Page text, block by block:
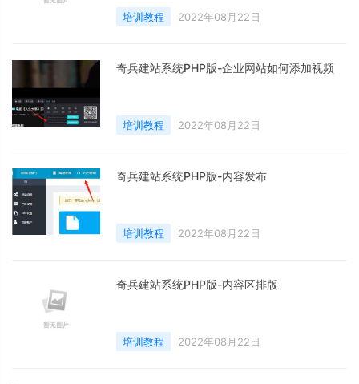
培训教程 2022年08月22日
奇兵建站系统PHP版-企业网站如何添加视频
培训教程 2022年08月22日
奇兵建站系统PHP版-内容发布
培训教程 2022年08月22日
奇兵建站系统PHP版-内容区排版
培训教程 2022年08月22日